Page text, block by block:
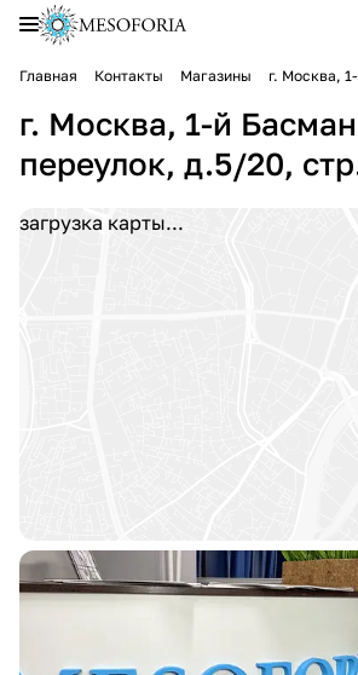
Главная Контакты Магазины г. Москва,
г. Москва, 1-й
переулок, д.5/20,
загрузка карты...